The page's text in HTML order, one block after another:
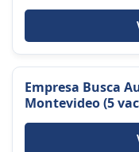
Empresa Busca
Montevideo (5